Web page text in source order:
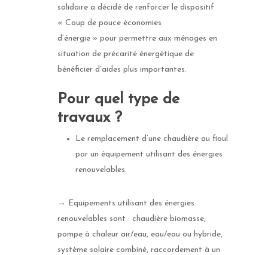
solidaire a décidé de renforcer le dispositif
« Coup de pouce économies
d’énergie » pour permettre aux ménages en
situation de précarité énergétique de
bénéficier d’aides plus importantes.
Pour quel type de
travaux ?
Le remplacement d’une chaudière au fioul
par un équipement utilisant des énergies
renouvelables.
→ Equipements utilisant des énergies
renouvelables sont : chaudière biomasse,
pompe à chaleur air/eau, eau/eau ou hybride,
système solaire combiné, raccordement à un